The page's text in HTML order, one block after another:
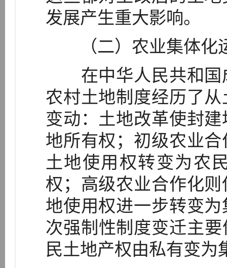
发展产生重大影响。
（二）农业集体化
在中华人民共和国
农村土地制度经历了
变动：土地改革使封
地所有权；初级农业
土地使用权转变为农
权；高级农业合作化
地使用权进一步转变
次强制性制度变迁主
民土地产权由私有变为